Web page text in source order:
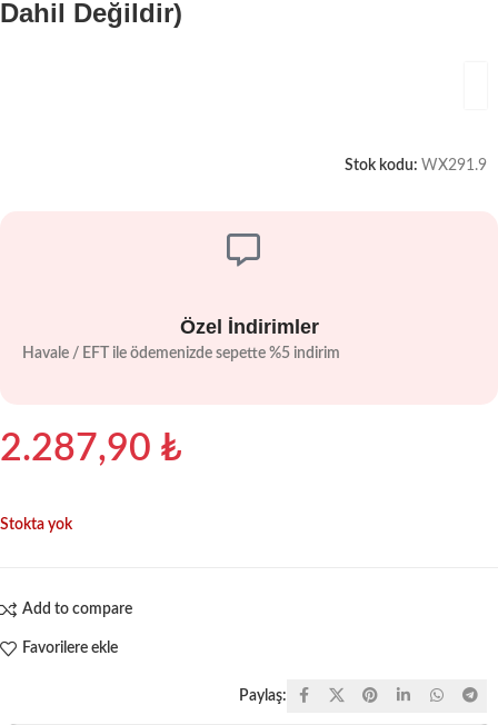
Dahil Değildir)
Stok kodu: WX291.9
Özel İndirimler
Havale / EFT ile ödemenizde sepette %5 indirim
2.287,90 ₺
Stokta yok
Add to compare
Favorilere ekle
Paylaş: